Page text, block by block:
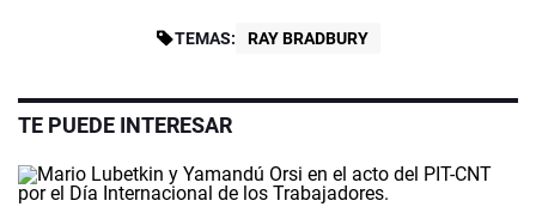
TEMAS: RAY BRADBURY
TE PUEDE INTERESAR